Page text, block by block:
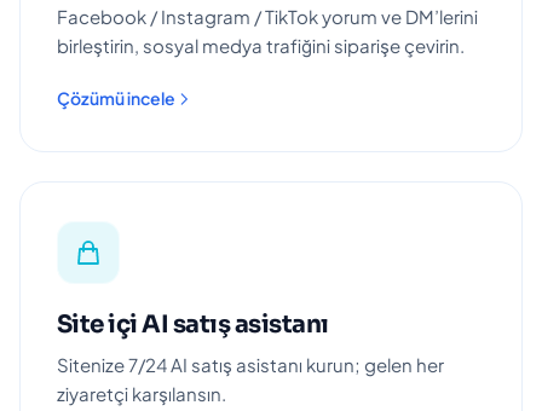
Facebook / Instagram / TikTok yorum ve DM’lerini
birleştirin, sosyal medya trafiğini siparişe çevirin.
Çözümü incele
Site içi AI satış asistanı
Sitenize 7/24 AI satış asistanı kurun; gelen her
ziyaretçi karşılansın.